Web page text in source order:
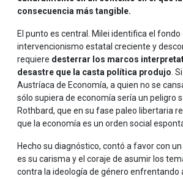
consecuencia más tangible.
El punto es central. Milei identifica el
intervencionismo estatal creciente y
requiere desterrar los marcos
desastre que la casta política produjo .
Austríaca de Economía, a quien no se
sólo supiera de economía sería un peligro
Rothbard, que en su fase paleo libertaria
que la economía es un orden social
Hecho su diagnóstico, contó a favor con
es su carisma y el coraje de asumir los
contra la ideología de género